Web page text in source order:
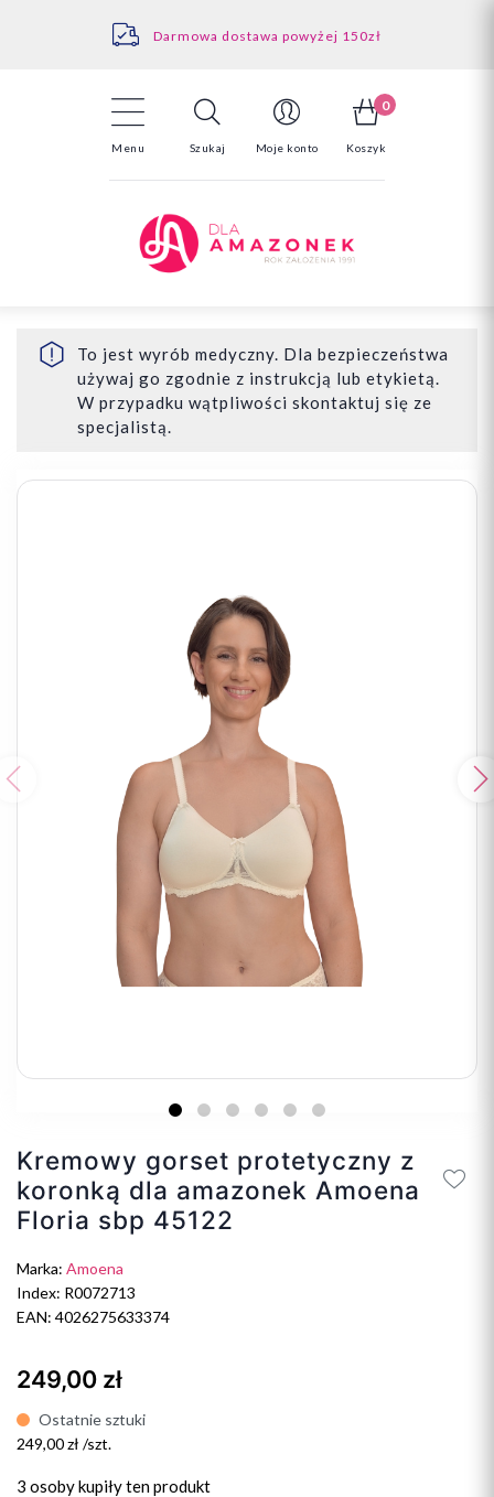
Darmowa dostawa powyżej 150zł
Odstąpienie od umowy - tutaj
Menu Szukaj Moje konto
0
Koszyk
To jest wyrób medyczny. Dla bezpieczeństwa
używaj go zgodnie z instrukcją lub etykietą.
W przypadku wątpliwości skontaktuj się ze
specjalistą.
Poprzedni
Kremowy gorset protetyczny z
koronką dla amazonek Amoena
Floria sbp 45122
Marka: Amoena
Index: R0072713
EAN: 4026275633374
249,00 zł
Ostatnie sztuki
249,00 zł /szt.
3 osobykupiły ten produkt